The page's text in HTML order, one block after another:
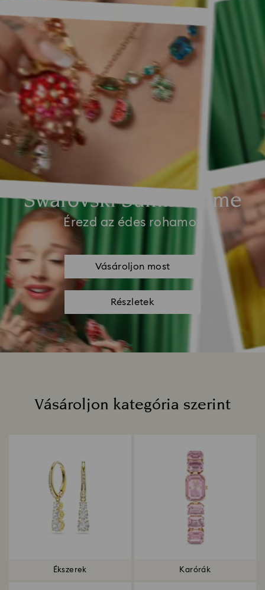
Swarovski Summertime
Érezd az édes rohamot
Vásároljon most
Részletek
Vásároljon kategória szerint
Ékszerek Karórák